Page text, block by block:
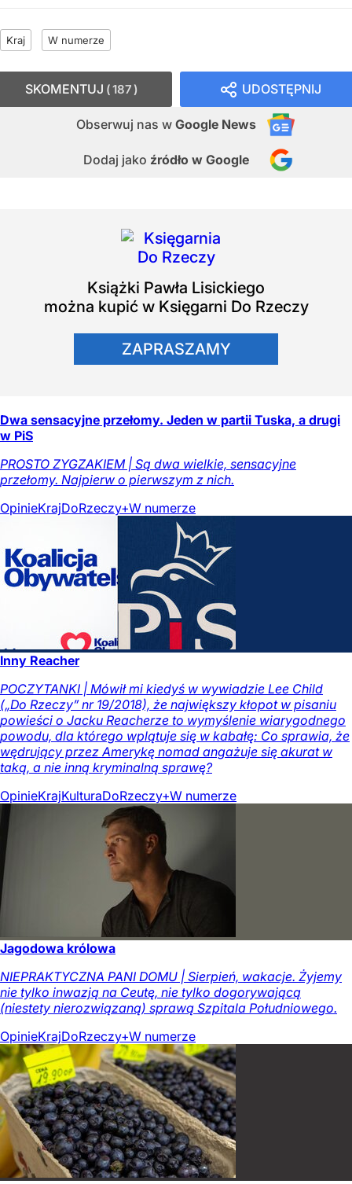
Kraj W numerze
UDOSTĘPNIJ
Obserwuj nas w Google News
Dodaj jako źródło w Google
SKOMENTUJ 187
Książki Pawła Lisickiego
można kupić w Księgarni Do Rzeczy
ZAPRASZAMY
Dwa sensacyjne przełomy. Jeden w partii Tuska, a drugi
w PiS
PROSTO ZYGZAKIEM | Są dwa wielkie, sensacyjne
przełomy. Najpierw o pierwszym z nich.
OpinieKrajDoRzeczy+W numerze
Inny Reacher
POCZYTANKI | Mówił mi kiedyś w wywiadzie Lee Child
(„Do Rzeczy” nr 19/2018), że największy kłopot w pisaniu
powieści o Jacku Reacherze to wymyślenie wiarygodnego
powodu, dla którego wplątuje się w kabałę: Co sprawia, że
wędrujący przez Amerykę nomad angażuje się akurat w
taką, a nie inną kryminalną sprawę?
OpinieKrajKulturaDoRzeczy+W numerze
Jagodowa królowa
NIEPRAKTYCZNA PANI DOMU | Sierpień, wakacje. Żyjemy
nie tylko inwazją na Ceutę, nie tylko dogorywającą
(niestety nierozwiązaną) sprawą Szpitala Południowego.
OpinieKrajDoRzeczy+W numerze